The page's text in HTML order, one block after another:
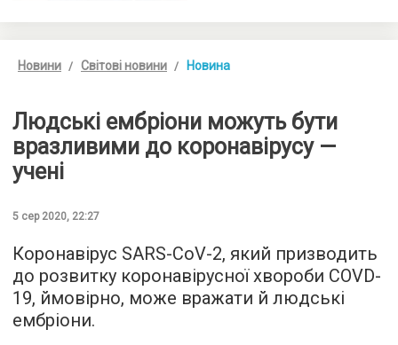
Новини Світові новини Новина
Людські ембріони можуть бути
вразливими до коронавірусу —
учені
5 сер 2020, 22:27
Коронавірус SARS-CoV-2, який призводить
до розвитку коронавірусної хвороби COVD-
19, ймовірно, може вражати й людські
ембріони.